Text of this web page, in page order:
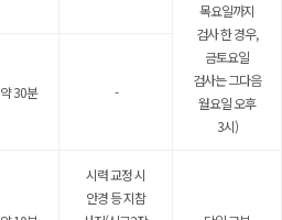
목요일까지
검사 한 경우,
금토요일
검사는 그다음
월요일 오후
3시)
약 30분 -
시력 교정 시
안경 등 지참